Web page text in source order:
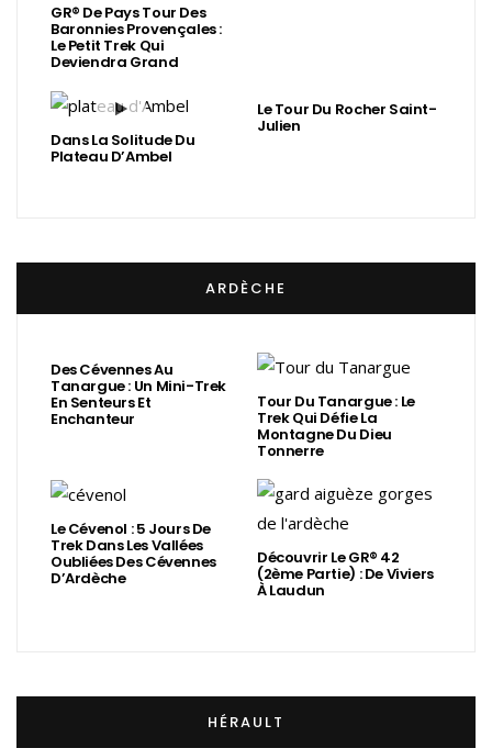
GR® De Pays Tour Des
Baronnies Provençales :
Le Petit Trek Qui
Deviendra Grand
Dans La Solitude Du
Plateau D’Ambel
Le Tour Du Rocher Saint-
Julien
ARDÈCHE
Des Cévennes Au
Tanargue : Un Mini-Trek
En Senteurs Et
Enchanteur
Tour Du Tanargue : Le
Trek Qui Défie La
Montagne Du Dieu
Tonnerre
Le Cévenol : 5 Jours De
Trek Dans Les Vallées
Oubliées Des Cévennes
D’Ardèche
Découvrir Le GR® 42
(2ème Partie) : De Viviers
À Laudun
HÉRAULT